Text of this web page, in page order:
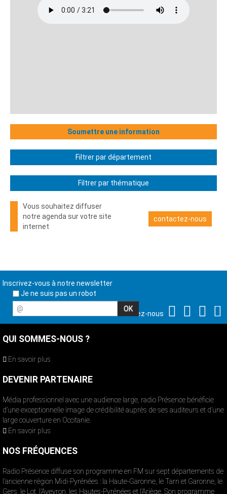
Soumettre une information
Filtrer par département
Filtrer par thématique
Vous souhaitez diffuser
notre agenda sur votre site
internet
contactez-nous
Inscrivez-vous à notre newsletter
Je ne suis pas un robot
@
Suivez-nous
QUI SOMMES-NOUS ?
En savoir plus
DEVENIR PARTENAIRE
Média professionnel avec une audience large, radio Présence bénéficie
d’une exceptionnelle image de crédibilité auprès de ses auditeurs et d’une
large couverture en Occitanie.
En savoir plus
NOS FRÉQUENCES
Radio Présence diffuse son programme en FM sur sept départements de
l’ancienne région Midi-Pyrénées : la Haute-Garonne, le Tarn et Garonne, le
Gers, le Lot, l’Aveyron, les Hautes-Pyrénées et l’Ariège. Son programme